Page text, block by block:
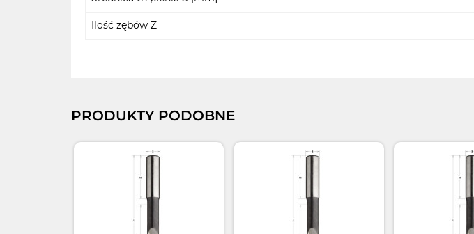
Ilość zębów Z
PRODUKTY PODOBNE